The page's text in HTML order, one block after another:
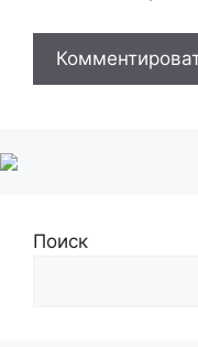
Поиск